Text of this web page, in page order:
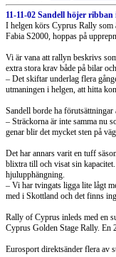
11-11-02 Sandell höjer
I helgen körs Cyprus Rally som
Fabia S2000, hoppas på
Vi är vana att rallyn beskrivs
extra stora krav både på bilar
– Det skiftar underlag flera
utmaningen i helgen, att hitta
Sandell borde ha
– Sträckorna är inte samma nu
genar blir det mycket sten på
Det har annars varit en tuff
blixtra till och visat sin
hjulupphängning.
– Vi har tvingats ligga lite lågt
med i Skottland och det finns
Rally of Cyprus inleds med en
Cyprus Golden Stage Rally. En
Eurosport direktsänder flera av